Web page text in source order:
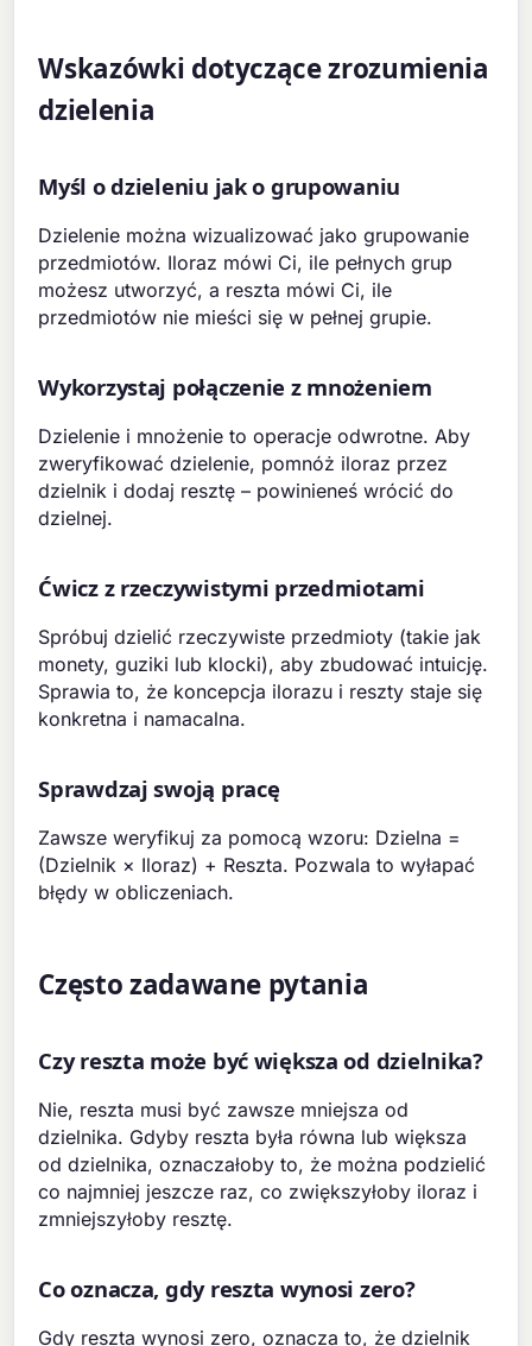
Wskazówki dotyczące zrozumienia
dzielenia
Myśl o dzieleniu jak o grupowaniu
Dzielenie można wizualizować jako grupowanie
przedmiotów. Iloraz mówi Ci, ile pełnych grup
możesz utworzyć, a reszta mówi Ci, ile
przedmiotów nie mieści się w pełnej grupie.
Wykorzystaj połączenie z mnożeniem
Dzielenie i mnożenie to operacje odwrotne. Aby
zweryfikować dzielenie, pomnóż iloraz przez
dzielnik i dodaj resztę – powinieneś wrócić do
dzielnej.
Ćwicz z rzeczywistymi przedmiotami
Spróbuj dzielić rzeczywiste przedmioty (takie jak
monety, guziki lub klocki), aby zbudować intuicję.
Sprawia to, że koncepcja ilorazu i reszty staje się
konkretna i namacalna.
Sprawdzaj swoją pracę
Zawsze weryfikuj za pomocą wzoru: Dzielna =
(Dzielnik × Iloraz) + Reszta. Pozwala to wyłapać
błędy w obliczeniach.
Często zadawane pytania
Czy reszta może być większa od dzielnika?
Nie, reszta musi być zawsze mniejsza od
dzielnika. Gdyby reszta była równa lub większa
od dzielnika, oznaczałoby to, że można podzielić
co najmniej jeszcze raz, co zwiększyłoby iloraz i
zmniejszyłoby resztę.
Co oznacza, gdy reszta wynosi zero?
Gdy reszta wynosi zero, oznacza to, że dzielnik